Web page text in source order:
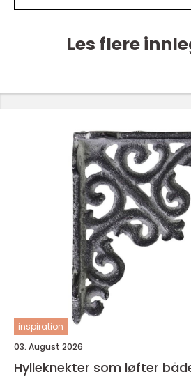
Les flere
inspiration
03. August 2026
Hylleknekter som løfter